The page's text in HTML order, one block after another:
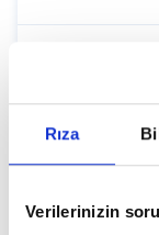
Rıza
Verilerinizin
16:40
18:10